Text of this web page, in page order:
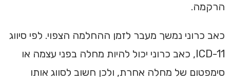
הרקמה.
כאב כרוני נמשך מעבר לזמן ההחלמה הצפוי. לפי סיווג
ICD-11, כאב כרוני יכול להיות מחלה בפני עצמה או
סימפטום של מחלה אחרת, ולכן חשוב לסווג אותו